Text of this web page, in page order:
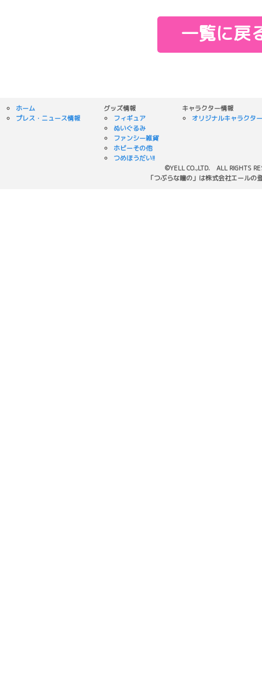
一覧に戻
ホーム
プレス・ニュース情報
グッズ情報
フィギュア
ぬいぐるみ
ファンシー雑貨
ホビーその他
つめほうだい!!
キャラクター情報
オリジナルキャラクター
©YELL CO.,LTD. ALL RIGHTS
「つぶらな瞳の」は株式会社エールの